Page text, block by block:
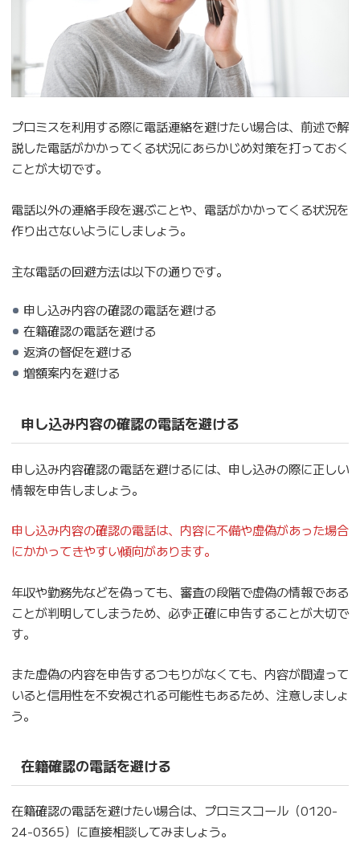
プロミスを利用する際に電話連絡を避けたい場合は、前述で解
説した電話がかかってくる状況にあらかじめ対策を打っておく
ことが大切です。
電話以外の連絡手段を選ぶことや、電話がかかってくる状況を
作り出さないようにしましょう。
主な電話の回避方法は以下の通りです。
申し込み内容の確認の電話を避ける
在籍確認の電話を避ける
返済の督促を避ける
増額案内を避ける
申し込み内容の確認の電話を避ける
申し込み内容確認の電話を避けるには、申し込みの際に正しい
情報を申告しましょう。
申し込み内容の確認の電話は、内容に不備や虚偽があった場合
にかかってきやすい傾向があります。
年収や勤務先などを偽っても、審査の段階で虚偽の情報である
ことが判明してしまうため、必ず正確に申告することが大切で
す。
また虚偽の内容を申告するつもりがなくても、内容が間違って
いると信用性を不安視される可能性もあるため、注意しましょ
う。
在籍確認の電話を避ける
在籍確認の電話を避けたい場合は、プロミスコール（0120-
24-0365）に直接相談してみましょう。